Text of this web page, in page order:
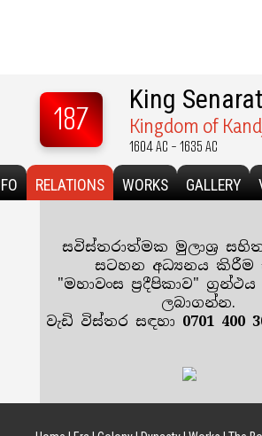
187 King Senarat
Kingdom of
1604 AC - 1635 AC
RELATIONS WORKS GALLERY
සවිස්තරාත්මක මුලාශ්‍ර
සටහන අධ්‍යනය කිරීම
"මහාවංස ප්‍රදීපිකාව"
ලබාගන්න.
වැඩි විස්තර සඳහා 0701 400